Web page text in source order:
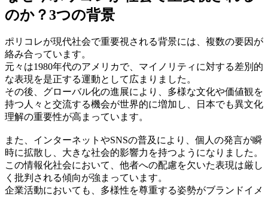
のか？3つの背景
ポリコレが現代社会で重要視される背景には、複数の要因が
絡み合っています。
元々は1980年代のアメリカで、マイノリティに対する差別的
な表現を是正する運動として広まりました。
その後、グローバル化の進展により、多様な文化や価値観を
持つ人々と交流する機会が世界的に増加し、日本でも異文化
理解の重要性が高まっています。
また、インターネットやSNSの普及により、個人の発言が瞬
時に拡散し、大きな社会的影響力を持つようになりました。
この情報化社会において、他者への配慮を欠いた表現は厳し
く批判される傾向が強まっています。
企業活動においても、多様性を尊重する姿勢がブランドイメ